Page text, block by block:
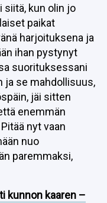
siitä, kun olin jo
paikat
harjoituksena ja
ihan pystynyt
suorituksessani
ja se mahdollisuus,
jäi sitten
enemmän
nyt vaan
nuo
paremmaksi,
kunnon kaaren –